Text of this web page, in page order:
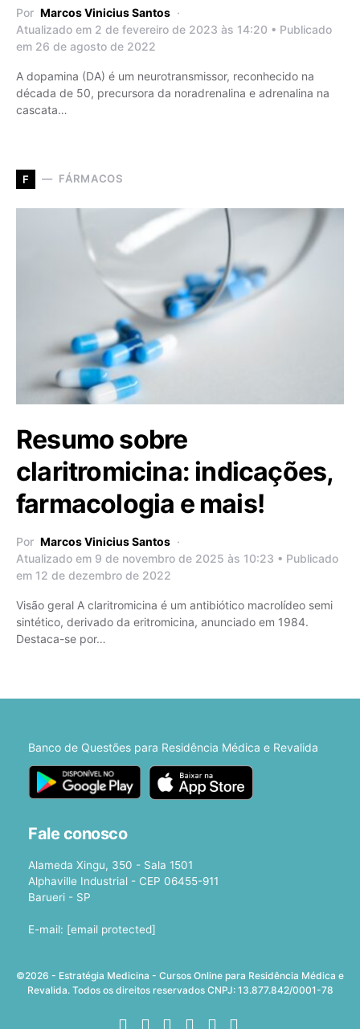
Por Marcos Vinicius Santos
Atualizado em 2 de fevereiro de 2023 às 14:20 • Publicado
em 26 de agosto de 2022
A dopamina (DA) é um neurotransmissor, reconhecido na
década de 50, precursora da noradrenalina e adrenalina na
cascata…
F FÁRMACOS
Resumo sobre
claritromicina: indicações,
farmacologia e mais!
Por Marcos Vinicius Santos
Atualizado em 9 de novembro de 2025 às 10:23 • Publicado
em 12 de dezembro de 2022
Visão geral A claritromicina é um antibiótico macrolídeo semi
sintético, derivado da eritromicina, anunciado em 1984.
Destaca-se por…
Banco de Questões para Residência Médica e Revalida
Fale conosco
Alameda Xingu, 350 - Sala 1501
Alphaville Industrial - CEP 06455-911
Barueri - SP
E-mail: [email protected]
©2026 - Estratégia Medicina - Cursos Online para Residência Médica e
Revalida. Todos os direitos reservados CNPJ: 13.877.842/0001-78